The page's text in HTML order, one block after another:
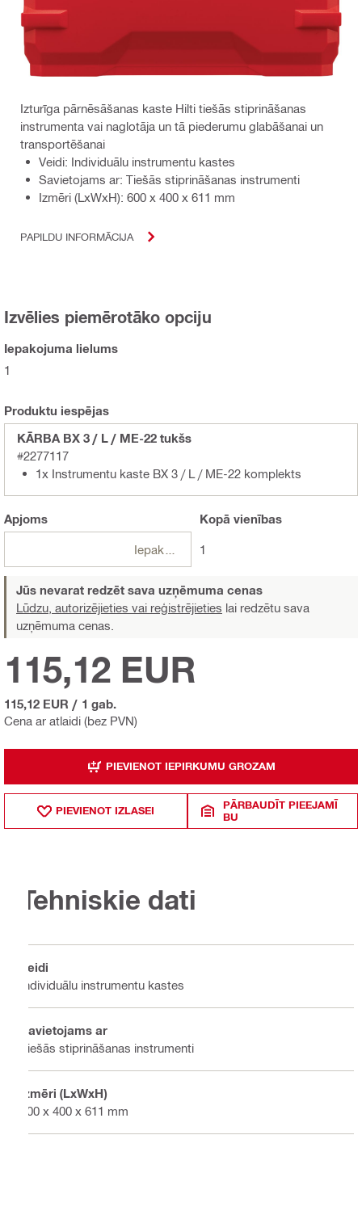
Izturīga pārnēsāšanas kaste Hilti tiešās stiprināšanas
instrumenta vai naglotāja un tā piederumu glabāšanai un
transportēšanai
Veidi: Individuālu instrumentu kastes
Savietojams ar: Tiešās stiprināšanas instrumenti
Izmēri (LxWxH): 600 x 400 x 611 mm
PAPILDU INFORMĀCIJA
Izvēlies piemērotāko opciju
Iepakojuma lielums
1
Produktu iespējas
KĀRBA BX 3 / L / ME-22 tukšs
#2277117
1x Instrumentu kaste BX 3 / L / ME-22 komplekts
Apjoms Kopā vienības
1
Jūs nevarat redzēt sava uzņēmuma cenas
Lūdzu, autorizējieties vai reģistrējieties lai redzētu sava
uzņēmuma cenas.
Cena ar atlaidi (bez PVN)
115,12 EUR
115,12 EUR / 1 gab.
PIEVIENOT IEPIRKUMU GROZAM
PIEVIENOT IZLASEI
PĀRBAUDĪT PIEEJAMĪ
BU
Tehniskie dati
Veidi
Individuālu instrumentu kastes
Savietojams ar
Tiešās stiprināšanas instrumenti
Izmēri (LxWxH)
600 x 400 x 611 mm